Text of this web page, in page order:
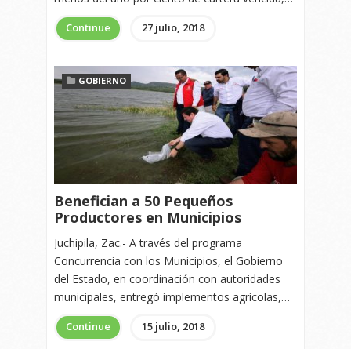
Continue 27 julio, 2018
GOBIERNO
Benefician a 50 Pequeños
Productores en Municipios
Juchipila, Zac.- A través del programa
Concurrencia con los Municipios, el Gobierno
del Estado, en coordinación con autoridades
municipales, entregó implementos agrícolas,…
Continue 15 julio, 2018